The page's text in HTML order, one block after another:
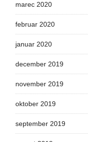
marec 2020
februar 2020
januar 2020
december 2019
november 2019
oktober 2019
september 2019